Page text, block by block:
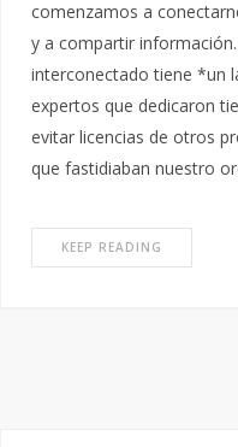
comenzamos a
y a compartir
interconectado tiene *un
expertos que dedicaron
evitar licencias de otros
que fastidiaban nuestro
KEEP READING